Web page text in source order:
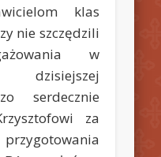
klas
nie szczędzili
w
dzisiejszej
serdecznie
za
przygotowania